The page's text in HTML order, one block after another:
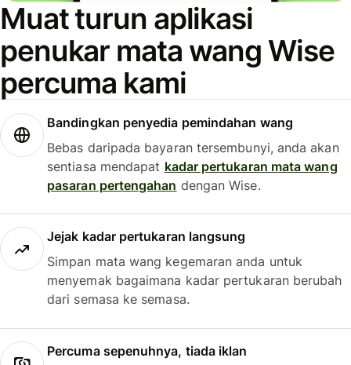
Muat turun aplikasi
penukar mata wang Wise
percuma kami
Bandingkan penyedia pemindahan wang
Bebas daripada bayaran tersembunyi, anda akan
sentiasa mendapat kadar pertukaran mata wang
pasaran pertengahan dengan Wise.
Jejak kadar pertukaran langsung
Simpan mata wang kegemaran anda untuk
menyemak bagaimana kadar pertukaran berubah
dari semasa ke semasa.
Percuma sepenuhnya, tiada iklan